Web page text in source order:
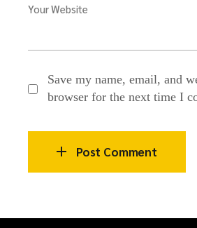
Your Website
Save my name, email, and
browser for the next time I
Post Comment